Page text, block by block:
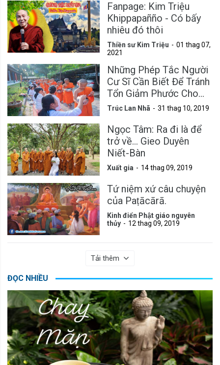
Fanpage: Kim Triệu
Khippapañño - Có bấy
nhiêu đó thôi
Thiền sư Kim Triệu
01 thag 07,
2021
Những Phép Tắc Người
Cư Sĩ Cần Biết Để Tránh
Tổn Giảm Phước Cho
Mình
Trúc Lan Nhã 31 thag 10, 2019
Ngọc Tâm: Ra đi là để
trở về... Gieo Duyên
Niết-Bàn
Xuất gia 14 thag 09, 2019
Tứ niệm xứ câu chuyện
của Paṭācārā.
Kinh điển Phật giáo nguyên
thủy
12 thag 09, 2019
Tải thêm
ĐỌC NHIỀU